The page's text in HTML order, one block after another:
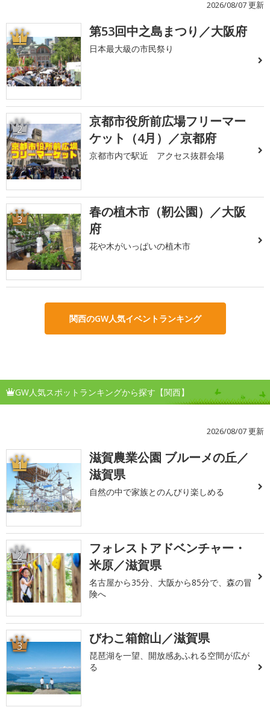
2026/08/07 更新
1 第53回中之島まつり／大阪府
日本最大級の市民祭り
2
京都市役所前広場フリーマー
ケット（4月）／京都府
京都市内で駅近 アクセス抜群会場
3
春の植木市（靭公園）／大阪
府
花や木がいっぱいの植木市
関西のGW人気イベントランキング
GW人気スポットランキングから探す【関西】
2026/08/07 更新
1
滋賀農業公園 ブルーメの丘／
滋賀県
自然の中で家族とのんびり楽しめる
2
フォレストアドベンチャー・
米原／滋賀県
名古屋から35分、大阪から85分で、森の冒
険へ
3 びわこ箱館山／滋賀県
琵琶湖を一望、開放感あふれる空間が広が
る